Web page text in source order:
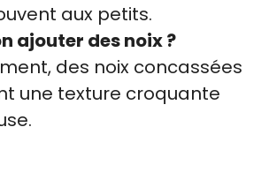
aux petits.
ajouter des noix ?
des noix concassées
une texture croquante